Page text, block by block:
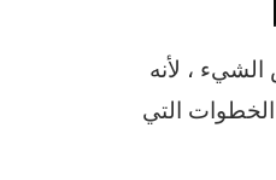
، لأنه
التي